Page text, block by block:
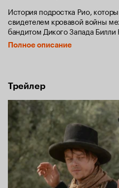
История подростка Рио,
свидетелем кровавой войны
бандитом Дикого Запада
Кид и жестоким шерифом Пэтом
Полное описание
Трейлер